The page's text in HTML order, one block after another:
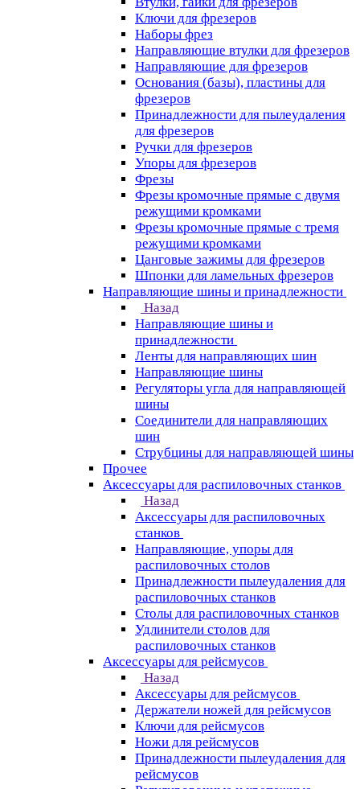
Ключи для фрезеров
Наборы фрез
Направляющие втулки для фрезеров
Направляющие для фрезеров
Основания (базы), пластины для
фрезеров
Принадлежности для пылеудаления
для фрезеров
Ручки для фрезеров
Упоры для фрезеров
Фрезы
Фрезы кромочные прямые с двумя
режущими кромками
Фрезы кромочные прямые с тремя
режущими кромками
Цанговые зажимы для фрезеров
Шпонки для ламельных фрезеров
Направляющие шины и принадлежности
Назад
Направляющие шины и
принадлежности
Ленты для направляющих шин
Направляющие шины
Регуляторы угла для направляющей
шины
Соединители для направляющих
шин
Струбцины для направляющей шины
Прочее
Аксессуары для распиловочных станков
Назад
Аксессуары для распиловочных
станков
Направляющие, упоры для
распиловочных столов
Принадлежности пылеудаления для
распиловочных станков
Столы для распиловочных станков
Удлинители столов для
распиловочных станков
Аксессуары для рейсмусов
Назад
Аксессуары для рейсмусов
Держатели ножей для рейсмусов
Ключи для рейсмусов
Ножи для рейсмусов
Принадлежности пылеудаления для
рейсмусов